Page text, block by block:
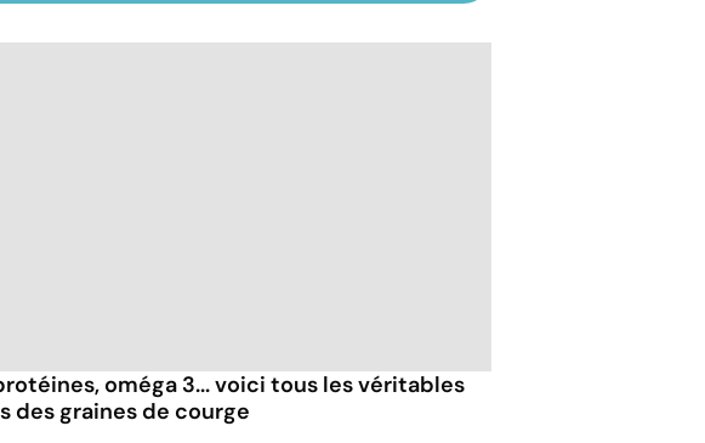
oméga 3... voici tous les véritables
des graines de courge